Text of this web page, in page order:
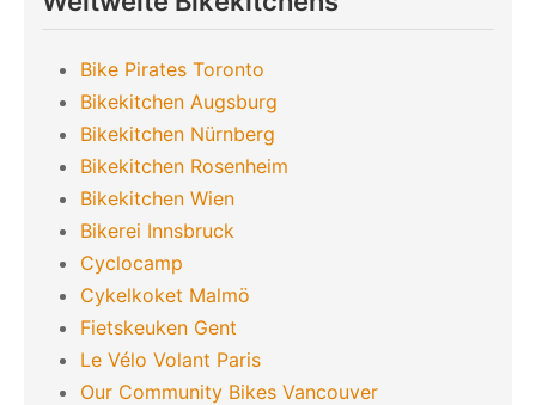
Bike Pirates Toronto
Bikekitchen Augsburg
Bikekitchen Nürnberg
Bikekitchen Rosenheim
Bikekitchen Wien
Bikerei Innsbruck
Cyclocamp
Cykelkoket Malmö
Fietskeuken Gent
Le Vélo Volant Paris
Our Community Bikes Vancouver